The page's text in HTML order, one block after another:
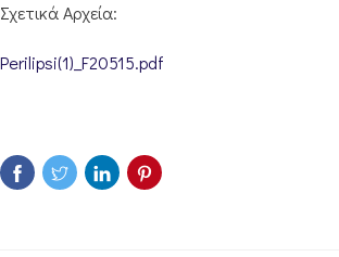
Σχετικά Αρχεία:
Perilipsi(1)_F20515.pdf